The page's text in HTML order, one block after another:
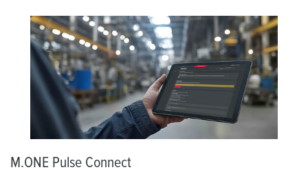
M.ONE Pulse Connect